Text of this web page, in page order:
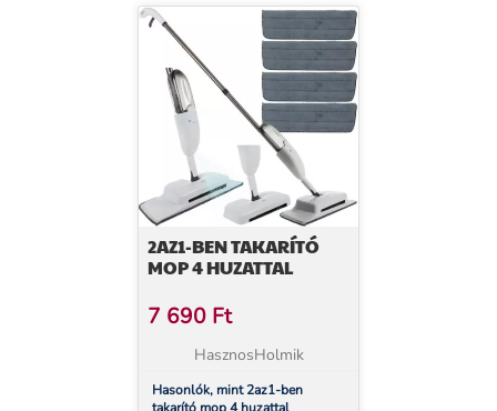
2AZ1-BEN TAKARÍTÓ
MOP 4 HUZATTAL
7 690 Ft
HasznosHolmik
Hasonlók, mint 2az1-ben